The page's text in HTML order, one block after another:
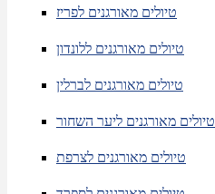
טיולים מאורגנים לפריז
טיולים מאורגנים ללונדון
טיולים מאורגנים לברלין
טיולים מאורגנים ליער השחור
טיולים מאורגנים לצרפת